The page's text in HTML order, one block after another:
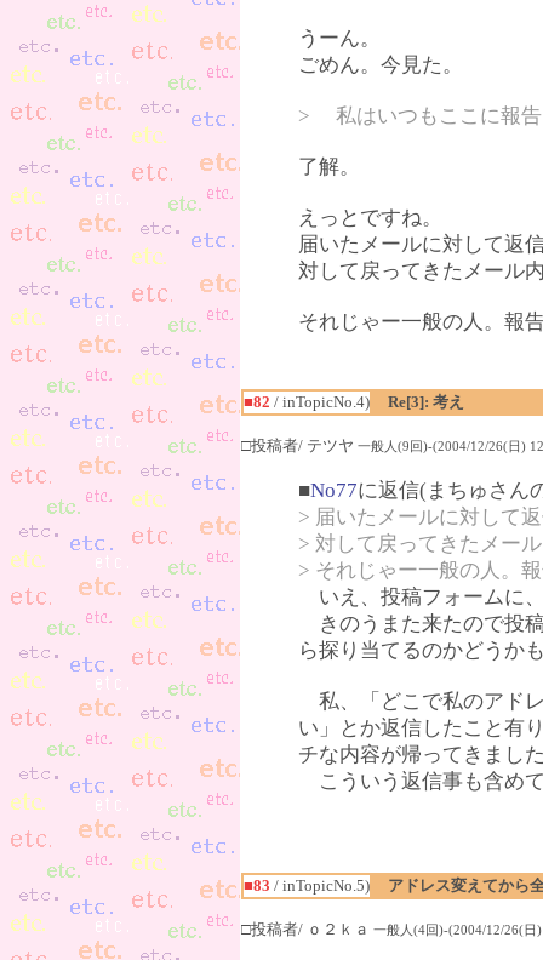
うーん。
ごめん。今見た。
> 私はいつもここに報告
了解。
えっとですね。
届いたメールに対して返
対して戻ってきたメール
それじゃー一般の人。報
■82 / inTopicNo.4) Re[3]: 考え
□投稿者/ テツヤ 一般人(9回)-(2004/12/26(日)
■No77に返信(まちゅさん
> 届いたメールに対して
> 対して戻ってきたメー
> それじゃー一般の人。
いえ、投稿フォームに
きのうまた来たので投
ら探り当てるのかどうか
私、「どこで私のアド
い」とか返信したこと有
チな内容が帰ってきまし
こういう返信事も含め
■83 / inTopicNo.5) アドレス変えてから
□投稿者/ ｏ２ｋａ 一般人(4回)-(2004/12/26(日